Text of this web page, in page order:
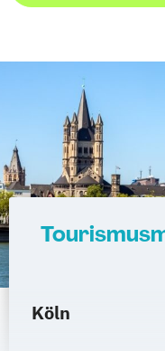
Köln